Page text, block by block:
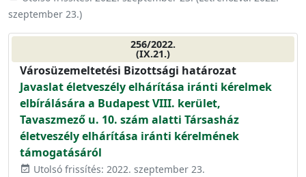
szeptember 23.)
256/2022.
(IX.21.)
Városüzemeltetési Bizottsági határozat
Javaslat életveszély elhárítása iránti kérelmek
elbírálására a Budapest VIII. kerület,
Tavaszmező u. 10. szám alatti Társasház
életveszély elhárítása iránti kérelmének
támogatásáról
event_available Utolsó frissítés: 2022. szeptember 23.